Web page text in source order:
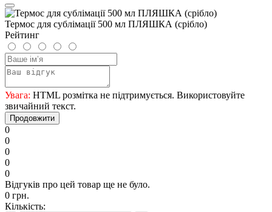
Термос для сублімації 500 мл ПЛЯШКА (срібло)
Рейтинг
Увага: HTML розмітка не підтримується. Використовуйте
звичайний текст.
Продовжити
0
0
0
0
0
Відгуків про цей товар ще не було.
0 грн.
Кількість: